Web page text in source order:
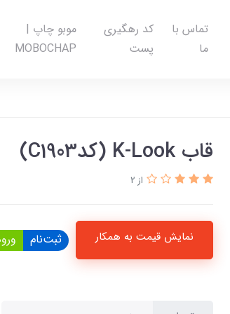
تماس با
ما
کد رهگیری
پست
موبو چاپ |
MOBOCHAP
قاب K-Look (کدC1903)
از 2
نمایش قیمت به همکار ثبت‌نام